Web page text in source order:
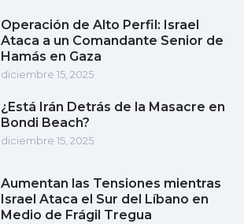
Operación de Alto Perfil: Israel
Ataca a un Comandante Senior de
Hamás en Gaza
diciembre 15, 2025
¿Está Irán Detrás de la Masacre en
Bondi Beach?
diciembre 15, 2025
Aumentan las Tensiones mientras
Israel Ataca el Sur del Líbano en
Medio de Frágil Tregua